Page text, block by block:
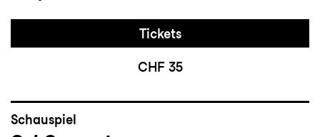
Tickets
CHF 35
Schauspiel